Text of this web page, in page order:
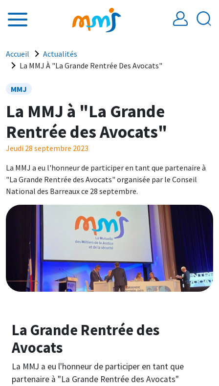
Fil d'Ariane
Accueil
Actualités
La MMJ À "La Grande Rentrée Des Avocats"
MMJ
La MMJ à "La Grande
Rentrée des Avocats"
Jeudi 28 septembre 2023
La MMJ a eu l'honneur de participer en tant que partenaire à
"La Grande Rentrée des Avocats" organisée par le Conseil
National des Barreaux ce 28 septembre.
Image
La Grande Rentrée des
Avocats
La MMJ a eu l'honneur de participer en tant que
partenaire à "La Grande Rentrée des Avocats"